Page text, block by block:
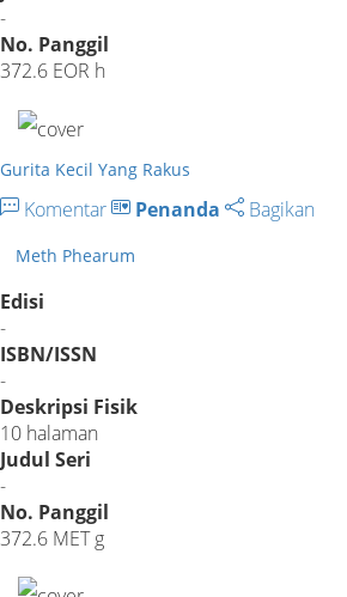
-
No. Panggil
372.6 EOR h
Gurita Kecil Yang Rakus
Komentar Penanda Bagikan
Meth Phearum
Edisi
-
ISBN/ISSN
-
Deskripsi Fisik
10 halaman
Judul Seri
-
No. Panggil
372.6 MET g